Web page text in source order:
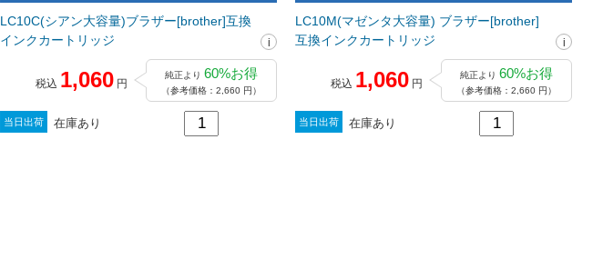
LC10C(シアン大容量)ブラザー[brother]互換
インクカートリッジ
税込 1,060 円
純正より 60%お得
（参考価格：2,660 円）
当日出荷 在庫あり
LC10M(マゼンタ大容量) ブラザー[brother]
互換インクカートリッジ
税込 1,060 円
純正より 60%お得
（参考価格：2,660 円）
当日出荷 在庫あり